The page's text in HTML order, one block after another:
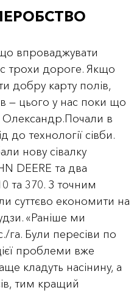
впроваджувати
трохи дороге. Якщо
добру карту полів,
— цього у нас поки що
Олександр.Почали в
до технології сівби.
нову сівалку
DEERE та два
та 370. З точним
суттєво економити на
«Раніше ми
га. Були пересіви по
проблеми вже
кладуть насінину, а
тим кращий